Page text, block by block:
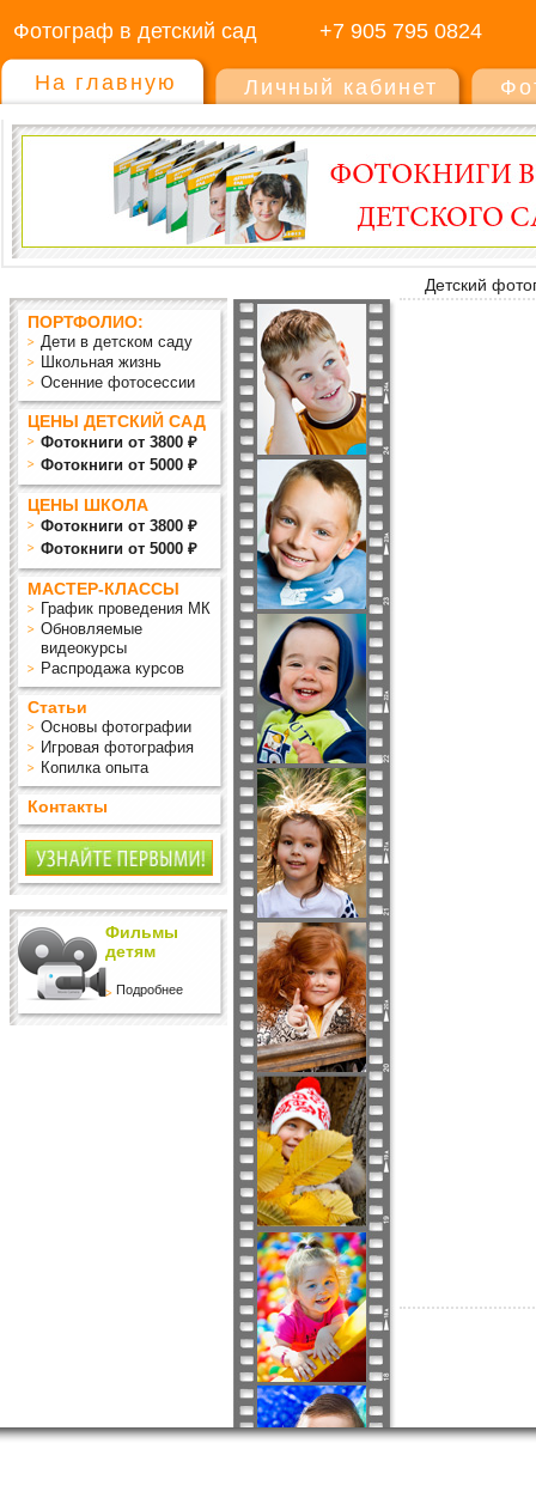
Фотограф в детский сад +7 905 795 0824
На главную Личный кабинет
Детский
ПОРТФОЛИО:
Дети в детском саду
Школьная жизнь
Осенние фотосессии
ЦЕНЫ ДЕТСКИЙ САД
Фотокниги от 3800 ₽
Фотокниги от 5000 ₽
ЦЕНЫ ШКОЛА
Фотокниги от 3800 ₽
Фотокниги от 5000 ₽
МАСТЕР-КЛАССЫ
График проведения МК
Обновляемые
видеокурсы
Распродажа курсов
Статьи
Основы фотографии
Игровая фотография
Копилка опыта
Контакты
Фильмы
детям
Подробнее